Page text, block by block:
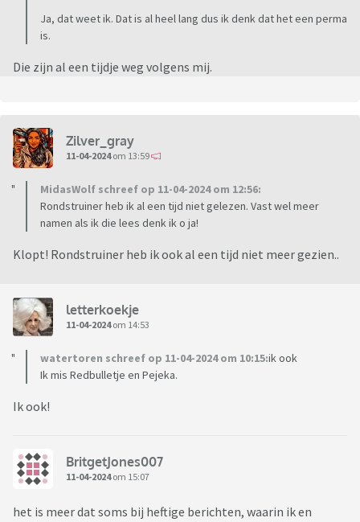
Ja, dat weet ik. Dat is al heel lang dus ik denk dat het een perma
is.
Die zijn al een tijdje weg volgens mij.
Zilver_gray
11-04-2024om 13:59
MidasWolf schreef op 11-04-2024 om 12:56:
Rondstruiner heb ik al een tijd niet gelezen. Vast wel meer
namen als ik die lees denk ik o ja!
Klopt! Rondstruiner heb ik ook al een tijd niet meer gezien..
letterkoekje
11-04-2024om 14:53
watertoren schreef op 11-04-2024 om 10:15:ik ook
Ik mis Redbulletje en Pejeka.
Ik ook!
BritgetJones007
11-04-2024om 15:07
het is meer dat soms bij heftige berichten, waarin ik en